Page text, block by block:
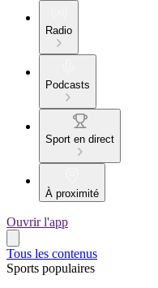
Radio
Podcasts
Sport en direct
À proximité
Ouvrir l'app
Tous les contenus
Sports populaires